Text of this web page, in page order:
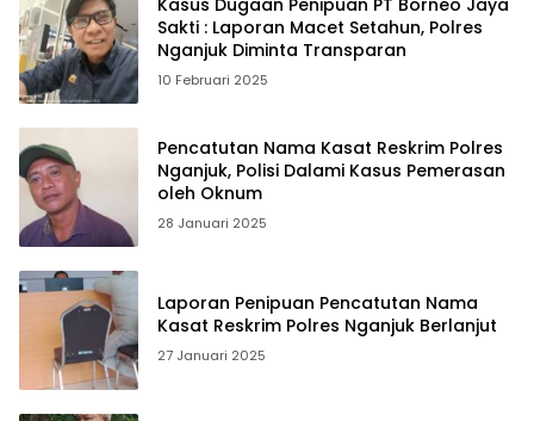
Kasus Dugaan Penipuan PT Borneo Jaya
Sakti : Laporan Macet Setahun, Polres
Nganjuk Diminta Transparan
10 Februari 2025
Pencatutan Nama Kasat Reskrim Polres
Nganjuk, Polisi Dalami Kasus Pemerasan
oleh Oknum
28 Januari 2025
Laporan Penipuan Pencatutan Nama
Kasat Reskrim Polres Nganjuk Berlanjut
27 Januari 2025